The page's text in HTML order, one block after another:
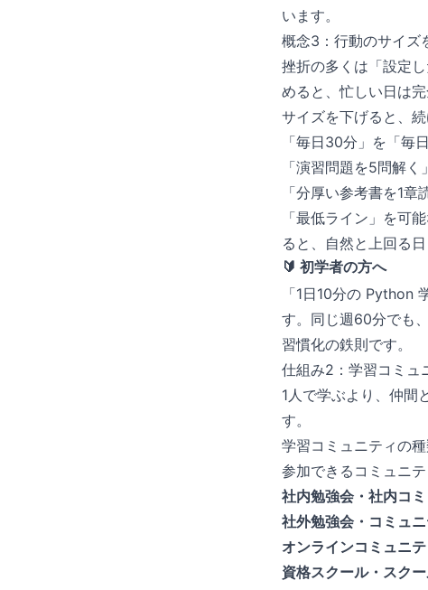
います。
概念3：行動のサイズ
挫折の多くは「設定
めると、忙しい日は完
サイズを下げると、続
「毎日30分」を「毎
「演習問題を5問解
「分厚い参考書を1
「最低ライン」を可
ると、自然と上回る日
🔰 初学者の方へ
「1日10分の Python
す。同じ週60分でも
習慣化の鉄則です。
仕組み2：学習コミュ
1人で学ぶより、仲間
す。
学習コミュニティの
参加できるコミュニ
社内勉強会・社内コ
社外勉強会・コミュ
オンラインコミュニテ
資格スクール・スク